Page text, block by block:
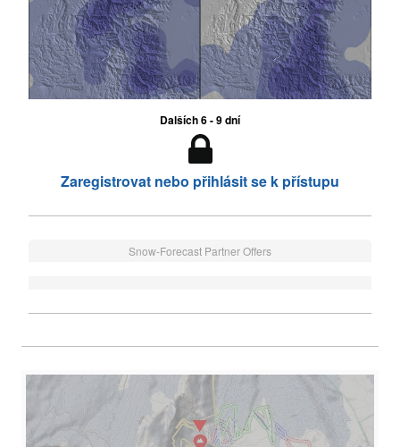
Dalších 6 - 9 dní
Zaregistrovat nebo přihlásit se k přístupu
Snow-Forecast Partner Offers